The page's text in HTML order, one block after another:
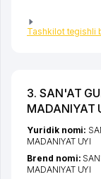
Tashkilot tegishli
3. SAN'AT
MADANIYAT
Yuridik nomi:
MADANIYAT UYI
Brend nomi:
MADANIYAT UYI